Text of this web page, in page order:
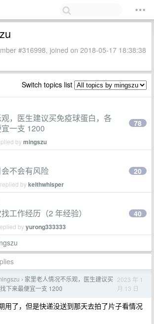
#316998, joined on 2018-05-17 18:38:38
Switch topics list
，医生建议买免疫球蛋白，各
一支 1200
bymingszu
78
不会有风险
bykeithwhisper
20
工作经历（2 年经验）
byyurong333333
40
› 家里老人情况不乐观，医生建议买
下来最便宜一支 1200
2023 年 1
月 13 日
用了，但是快递没送到那天去拍了片子看情况